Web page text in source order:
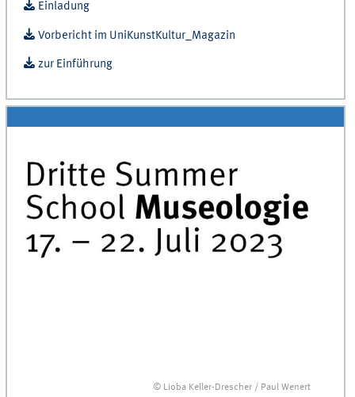
Einladung
Vorbericht im UniKunstKultur_Magazin
zur Einführung
© Lioba Keller-Drescher / Paul Wenert